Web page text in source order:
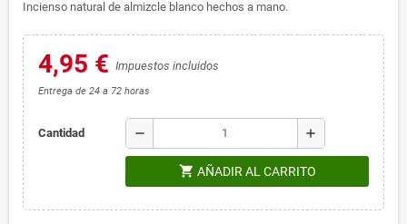
Incienso natural de almizcle blanco hechos a mano.
4,95 € Impuestos incluidos
Entrega de 24 a 72 horas
Cantidad remove add
shopping_cart AÑADIR AL CARRITO